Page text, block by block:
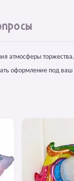
атмосферы торжества.
оформление под ваш